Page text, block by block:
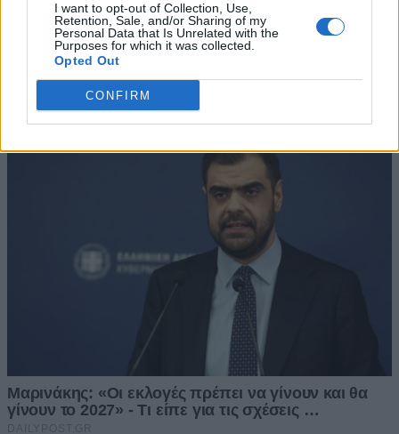
I want to opt-out of Collection, Use,
Retention, Sale, and/or Sharing of my
Personal Data that Is Unrelated with the
Purposes for which it was collected.
Opted Out
CONFIRM